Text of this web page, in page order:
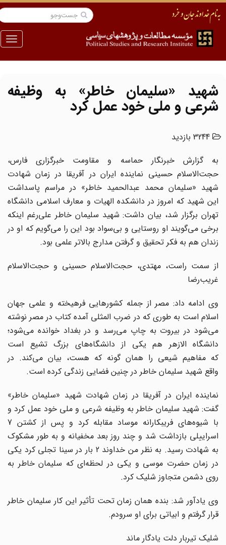
منو
شهید «سلیمان خاطر» به وظیفه
شرعی و ملی خود عمل کرد
3244 بازدید
به گزارش خبرنگار حماسه و مقاومت خبرگزاری فارس،
حجت‌الاسلام حسینی نماینده ایران در آفریقا در زمان شهادت
شهید «سلیمان محمد عبدالحمید خاطر» در مراسم پاسداشت
این شهید که امروز در دانشکده الهیات و معارف اسلامی دانشگاه
تهران برگزار شد، بیان داشت: شهید سلیمان خاطر علی‌رغم اینکه
برخی می‌گویند او روستایی و بی‌سواد بود این را می‌گویم که او در
زندان هم به فکر تحقیق و گرفتن مدارج بالاتر علمی بود.
از سمت راست، مهتدی، حجت‌الاسلام حسینی و حجت‌الاسلام
غریب‌رضا
وی ادامه داد: مصر از جمله کشورهایی فرهیخته و علمی جهان
اسلام است به طوری که در ضرب المثلی آمده کتاب در مصر نوشته
می‌شود در بیروت به چاپ می‌رسد و در بغداد خوانده می‌شود؛
دانشگاه الازهر هم یکی از دانشگاه‌های بزرگ تشیع است
که مفاهیم شیعی را همان گونه که هست، بیان می‌کند. در
واقع شهید سلیمان خاطر در چنین فضایی زندگی کرده است.
نماینده ایران در آفریقا در زمان شهادت شهید «سلیمان خاطر»
گفت: شهید سلیمان خاطر به وظیفه شرعی و ملی خود عمل کرد و
با شیوه‌های فریبکارانه موساد مقابله کرد و پس از کشتن 7
اسراییلی بازداشت شد و چند روز بعد مخفیانه و به طور مشکوک
به شهادت رسید. به نظر من خداوند 2 بار در سینا تجلی کرد یکی
در زمان حضرت موسی و یکی در لحظه‌ای که سلیمان خاطر به
روی دشمن متجاوز شلیک کرد.
وی یادآور شد: بنده همان زمان تحت تأثیر این کار سلیمان خاطر
قرار گرفتم و ابیاتی برای او سرودم.
شلیک تیربار دلت یادگار ماند